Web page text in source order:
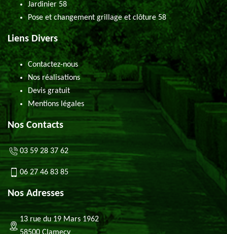
Jardinier 58
Pose et changement grillage et clôture 58
Liens Divers
Contactez-nous
Nos réalisations
Devis gratuit
Mentions légales
Nos Contacts
03 59 28 37 62
06 27 46 83 85
Nos Adresses
13 rue du 19 Mars 1962